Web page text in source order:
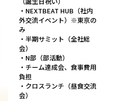
・NEXTBEAT HUB（社内
外交流イベント）※東京の
み
・半期サミット（全社総
会）
・N部（部活動）
・チーム達成会、食事費用
負担
・クロスランチ（昼食交流
会）